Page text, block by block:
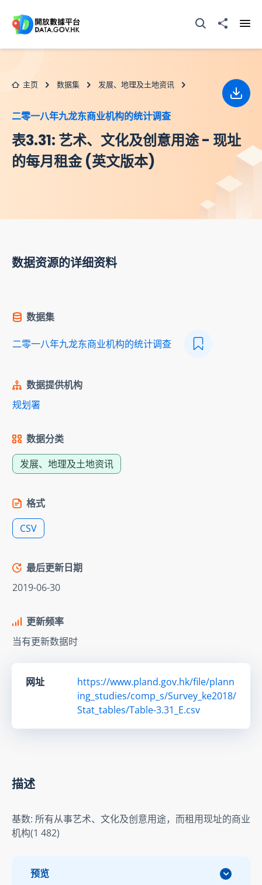
打开搜寻器分享至
主页 数据集 发展、地理及土地资讯
二零一八年九龙东商业机构的统计调查
表3.31: 艺术、文化及创意用途 - 现址
的每月租金 (英文版本)
下载
数据资源的详细资料
数据集
二零一八年九龙东商业机构的统计调查
数据提供机构
规划署
数据分类
发展、地理及土地资讯
格式
CSV
最后更新日期
2019-06-30
更新频率
当有更新数据时
网址
https://www.pland.gov.hk/file/plann
ing_studies/comp_s/Survey_ke2018/
Stat_tables/Table-3.31_E.csv
描述
基数: 所有从事艺术、文化及创意用途，而租用现址的商业
机构(1 482)
预览